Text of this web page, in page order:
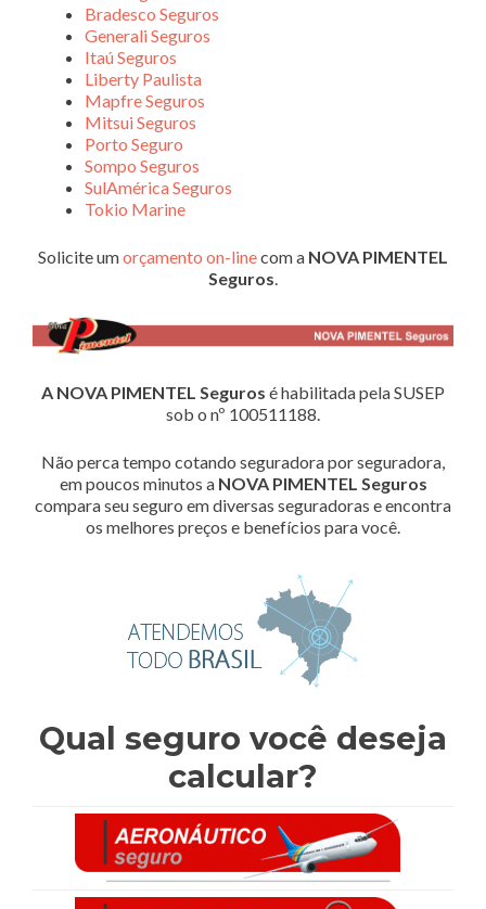
Bradesco Seguros
Generali Seguros
Itaú Seguros
Liberty Paulista
Mapfre Seguros
Mitsui Seguros
Porto Seguro
Sompo Seguros
SulAmérica Seguros
Tokio Marine
Solicite umorçamento on-linecom a NOVA PIMENTEL
Seguros.
A NOVA PIMENTEL Seguros é habilitada pela SUSEP
sob o nº 100511188.
Não perca tempo cotando seguradora por seguradora,
em poucos minutos a NOVA PIMENTEL Seguros
compara seu seguro em diversas seguradoras e encontra
os melhores preços e benefícios para você.
Qual seguro você deseja
calcular?